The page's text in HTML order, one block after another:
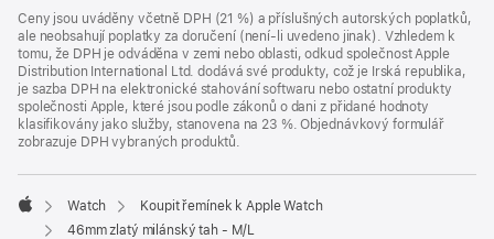
Ceny jsou uváděny včetně DPH (21 %) a příslušných autorských poplatků,
ale neobsahují poplatky za doručení (není-li uvedeno jinak). Vzhledem k
tomu, že DPH je odváděna v zemi nebo oblasti, odkud společnost Apple
Distribution International Ltd. dodává své produkty, což je Irská republika,
je sazba DPH na elektronické stahování softwaru nebo ostatní produkty
společnosti Apple, které jsou podle zákonů o dani z přidané hodnoty
klasifikovány jako služby, stanovena na 23 %. Objednávkový formulář
zobrazuje DPH vybraných produktů.
Apple
Watch
Koupit řemínek k Apple Watch
46mm zlatý milánský tah - M/L